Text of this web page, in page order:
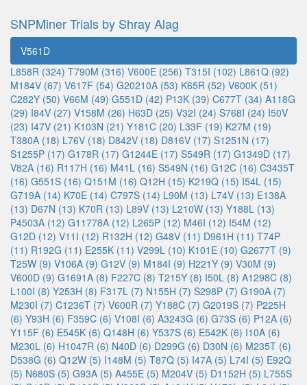
SNPMiner Trials by Shray Alag
V561D
L858R (324) T790M (316) V600E (256) T315I (102) L861Q (92)
M184V (67) V617F (54) G20210A (53) K65R (52) V600K (51)
C282Y (50) V66M (49) G551D (42) P13K (39) C677T (34) A118G
(29) I84V (27) V158M (26) H63D (25) V32I (24) S768I (24) I50V
(23) I47V (21) K103N (21) Y181C (20) L33F (19) K27M (19)
T380A (18) L76V (18) D842V (18) D816V (17) S1251N (17)
S1255P (17) G178R (17) G1244E (17) S549R (17) G1349D (17)
V82A (16) R117H (16) M41L (16) S549N (16) G12C (16) C3435T
(16) G551S (16) Q151M (16) Q12H (15) K219Q (15) I54L (15)
G719A (14) K70E (14) C797S (14) L90M (13) L74V (13) E138A
(13) D67N (13) K70R (13) L89V (13) L210W (13) Y188L (13)
P4503A (12) G11778A (12) L265P (12) M46I (12) I54M (12)
G12D (12) V11I (12) R132H (12) G48V (11) D961H (11) T74P
(11) R192G (11) E255K (11) V299L (10) K101E (10) G2677T (9)
T25W (9) V106A (9) G12V (9) M184I (9) H221Y (9) V30M (9)
V600D (9) G1691A (8) F227C (8) T215Y (8) I50L (8) A1298C (8)
L100I (8) Y253H (8) F317L (7) N155H (7) S298P (7) G190A (7)
M230I (7) C1236T (7) V600R (7) Y188C (7) G2019S (7) P225H
(6) Y93H (6) F359C (6) V108I (6) A3243G (6) G73S (6) P12A (6)
Y115F (6) E545K (6) Q148H (6) Y537S (6) E542K (6) I10A (6)
M230L (6) H1047R (6) N40D (6) D299G (6) D30N (6) M235T (6)
D538G (6) Q12W (5) I148M (5) T87Q (5) I47A (5) L74I (5) E92Q
(5) N680S (5) G93A (5) A455E (5) M204V (5) D1152H (5) L755S